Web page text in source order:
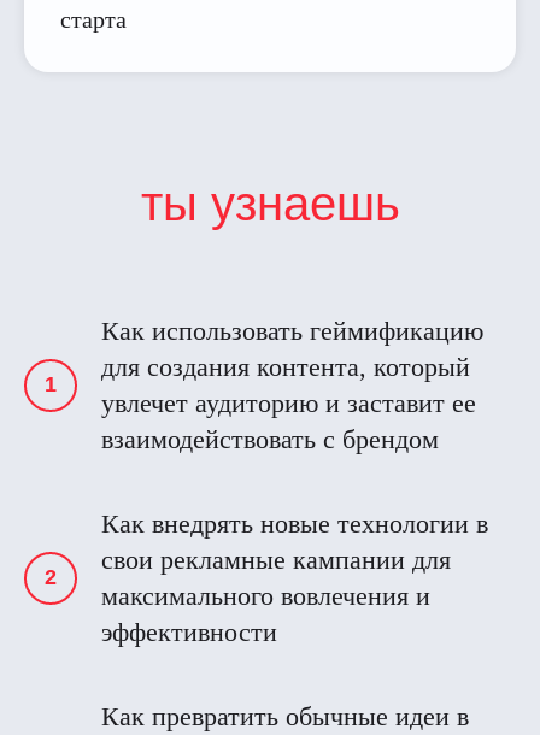
старта
ты узнаешь
Как использовать геймификацию
для создания контента, который
увлечет аудиторию и заставит ее
взаимодействовать с брендом
Как внедрять новые технологии в
свои рекламные кампании для
максимального вовлечения и
эффективности
Как превратить обычные идеи в